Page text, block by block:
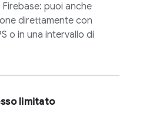
puoi anche
direttamente con
o in una intervallo di
limitato